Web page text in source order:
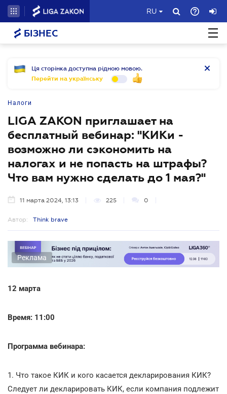
RU
БІЗНЕС
Ця сторінка доступна рідною мовою.
Перейти на українську
Налоги
LIGA ZAKON приглашает на
бесплатный вебинар: "КИКи -
возможно ли сэкономить на
налогах и не попасть на штрафы?
Что вам нужно сделать до 1 мая?"
11 марта 2024, 13:13 225 0
Автор: Think brave
Реклама
12 марта
Время: 11:00
Программа вебинара:
1. Что такое КИК и кого касается декларирования КИК?
Следует ли декларировать КИК, если компания подлежит